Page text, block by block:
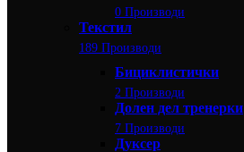
0 Производи
Текстил
189 Производи
Бициклистички
2 Производи
Долен дел тренерки
7 Производи
Дуксер